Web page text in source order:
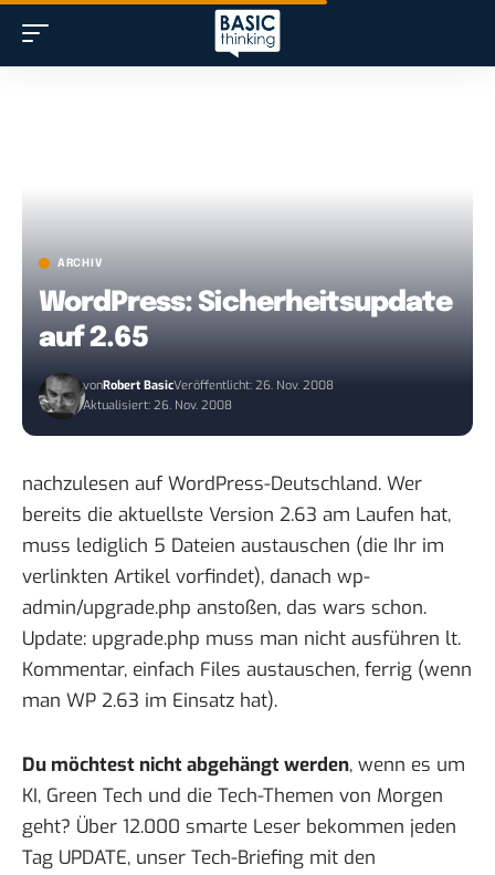
ARCHIV
WordPress: Sicherheitsupdate
auf 2.65
vonRobert BasicVeröffentlicht: 26. Nov. 2008
Aktualisiert: 26. Nov. 2008
nachzulesen aufWordPress-Deutschland. Wer
bereits die aktuellste Version 2.63 am Laufen hat,
muss lediglich 5 Dateien austauschen (die Ihr im
verlinkten Artikel vorfindet), danach wp-
admin/upgrade.php anstoßen, das wars schon.
Update: upgrade.php muss man nicht ausführen lt.
Kommentar, einfach Files austauschen, ferrig (wenn
man WP 2.63 im Einsatz hat).
Du möchtest nicht abgehängt werden, wenn es um
KI, Green Tech und die Tech-Themen von Morgen
geht? Über 12.000 smarte Leser bekommen jeden
Tag UPDATE, unser Tech-Briefing mit den